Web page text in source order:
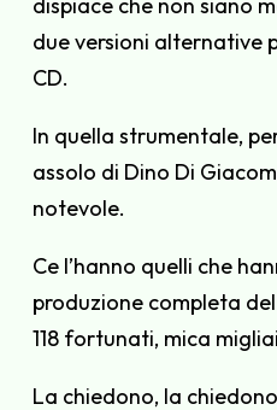
due versioni alternative
CD.
In quella strumentale,
assolo di Dino Di
notevole.
Ce l’hanno quelli che
produzione completa
118 fortunati, mica
La chiedono, la